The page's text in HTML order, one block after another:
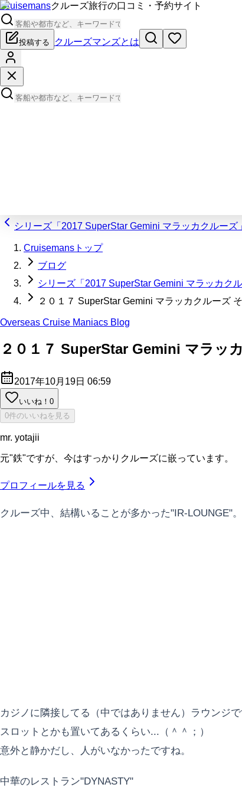
Cruisemansクルーズ旅行の口コミ・予約サイト
投稿する クルーズマンズとは
シリーズ「2017 SuperStar Gemini マラッカクルーズ」
Cruisemansトップ
ブログ
シリーズ「2017 SuperStar Gemini マラッカクル
２０１７ SuperStar Gemini マラッカクルーズ
Overseas Cruise Maniacs Blog
２０１７ SuperStar Gemini マラッ
2017年10月19日 06:59
いいね！ 0
0件のいいねを見る
mr. yotajii
元"鉄"ですが、今はすっかりクルーズに嵌っています。
プロフィールを見る
クルーズ中、結構いることが多かった"IR-LOUNGE"。
カジノに隣接してる（中ではありません）ラウンジで
スロットとかも置いてあるくらい...（＾＾；）
意外と静かだし、人がいなかったですね。
中華のレストラン"DYNASTY"